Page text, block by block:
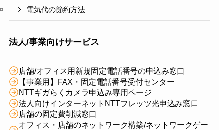
電気代の節約方法
法人/事業向けサービス
店舗/オフィス用新規固定電話番号の申込み窓口
【事業用】FAX・固定電話番号受付センター
NTTギガらくカメラ申込み専用ページ
法人向けインターネットNTTフレッツ光申込み窓口
店舗の固定費削減窓口
オフィス・店舗のネットワーク構築/ネットワークゲー